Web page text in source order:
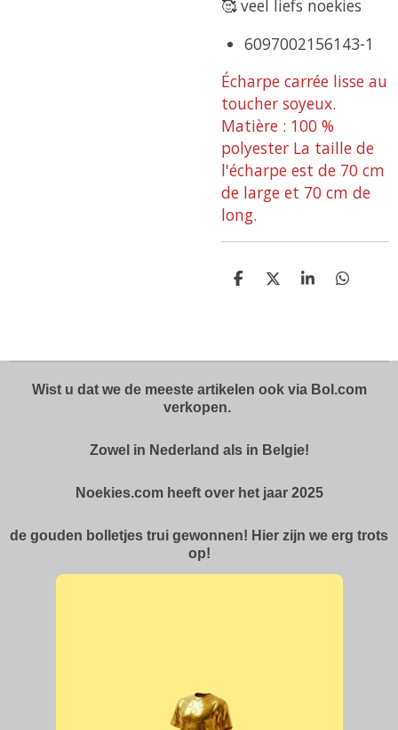
🥰 veel liefs noekies
6097002156143-1
Écharpe carrée lisse au
toucher soyeux.
Matière : 100 %
polyester La taille de
l'écharpe est de 70 cm
de large et 70 cm de
long.
D
D
S
D
Wist u dat we de meeste artikelen ook via Bol.com
verkopen.
Zowel in Nederland als in Belgie!
Noekies.com heeft over het jaar 2025
de gouden bolletjes trui gewonnen! Hier zijn we erg trots
op!